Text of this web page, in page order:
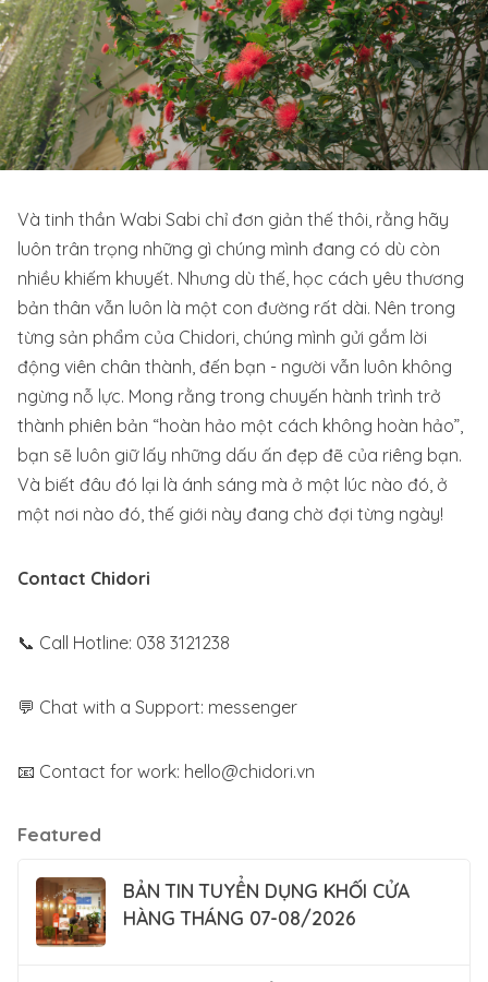
Và tinh thần Wabi Sabi chỉ đơn giản thế thôi, rằng hãy
luôn trân trọng những gì chúng mình đang có dù còn
nhiều khiếm khuyết. Nhưng dù thế, học cách yêu thương
bản thân vẫn luôn là một con đường rất dài. Nên trong
từng sản phẩm của Chidori, chúng mình gửi gắm lời
động viên chân thành, đến bạn - người vẫn luôn không
ngừng nỗ lực. Mong rằng trong chuyến hành trình trở
thành phiên bản “hoàn hảo một cách không hoàn hảo”,
bạn sẽ luôn giữ lấy những dấu ấn đẹp đẽ của riêng bạn.
Và biết đâu đó lại là ánh sáng mà ở một lúc nào đó, ở
một nơi nào đó, thế giới này đang chờ đợi từng ngày!
Contact Chidori
📞 Call Hotline: 038 3121238
💬 Chat with a Support: messenger
📧 Contact for work: hello@chidori.vn
Featured
BẢN TIN TUYỂN DỤNG KHỐI CỬA
HÀNG THÁNG 07-08/2026